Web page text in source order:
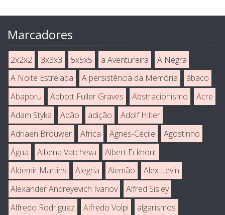
Marcadores
2x2x2 3x3x3 5x5x5 a Aventureira
A Negra
A Noite Estrelada
A persistência da Memória
ábaco
Abaporu
Abbott Fuller Graves Abstracionismo
Acre
Adam Styka
Adão adição
Adolf Hitler
Adriaen Brouwer
Africa Agnes-Cécile
Agostinho
Água
Albena Vatcheva
Albert Eckhout
Aldemir Martins
Alegria Alemão
Alex Levin
Alexander Andreyevich Ivanov
Alfred Sisley
Alfredo Rodriguez
Alfredo Volpi algarismos